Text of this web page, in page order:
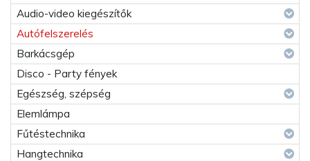
Audio-video kiegészítők
Autófelszerelés
Barkácsgép
Disco - Party fények
Egészség, szépség
Elemlámpa
Fűtéstechnika
Hangtechnika